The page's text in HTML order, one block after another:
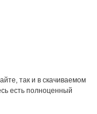
так и в скачиваемом
есть полноценный